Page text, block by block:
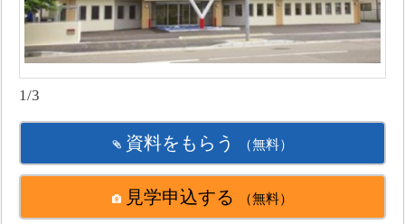
1/3
資料をもらう （無料）
見学申込する （無料）